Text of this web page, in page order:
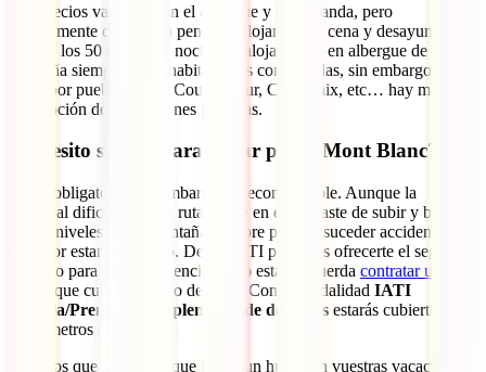
Los precios varían según el albergue y la demanda, pero
normalmente con media pensión (alojamiento, cena y desayuno)
rondan los 50 euros por noche. El alojamiento en albergue de
montaña siempre es en habitaciones compartidas, sin embargo al
pasar por pueblos o por Courmayeur, Chamonix, etc… hay mucha
más opción de habitaciones privadas.
¿Necesito seguro para e tour por el Mont Blanc?
No es obligatorio, sin embargo es recomendable. Aunque la
principal dificultad de la ruta reside en el desgaste de subir y bajar
los desniveles, en la montaña siempre pueden suceder accidentes y
es mejor estar prevenido. Desde IATI podemos ofrecerte el seguro
perfecto para una experiencia como esta. Recuerda contratar una
que cubra este tipo de rutas. Con la modalidad IATI
Estrella/Premium + suplemento de deportes estarás cubierto hasta
5000 metros de altitud.
Solo nos queda esperar que hagas un hueco en vuestras vacaciones